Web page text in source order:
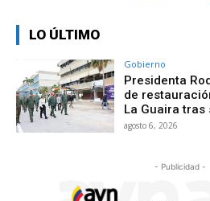
LO ÚLTIMO
Gobierno
Presidenta
de
La Guaira tras
agosto 6, 2026
- Publicidad -